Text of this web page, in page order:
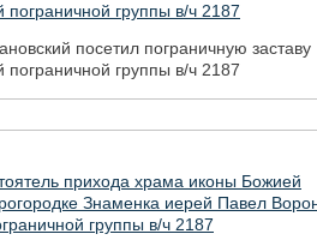
группы в/ч 2187
посетил пограничную заставу
группы в/ч 2187
прихода храма иконы Божией
Знаменка иерей Павел
группы в/ч 2187